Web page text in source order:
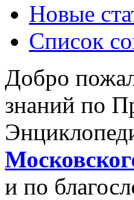
Новые
Список
Добро
знаний по
и по